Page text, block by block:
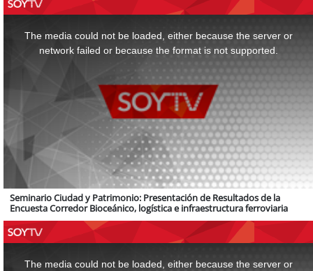
The media could not be loaded, either because the server or
network failed or because the format is not supported.
Seminario Ciudad y Patrimonio: Presentación de Resultados de la
Encuesta Corredor Bioceánico, logística e infraestructura ferroviaria
The media could not be loaded, either because the server or